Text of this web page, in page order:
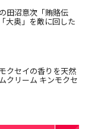
田沼意次「賄賂伝
大奥」を敵に回した
クセイの香りを天然
クリーム キンモクセ